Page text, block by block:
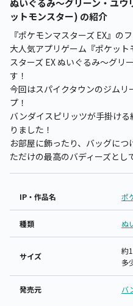
ぬいぐるみ～グリーン・ユ
ットモンスター) の紹介
『ポケモンマスターズ EX』の
大人気アプリゲーム『ポケッ
スターズ EX ぬいぐるみ～グリ
す！
今回はスパイクタウンのジム
プ！
バンダイスピリッツが手掛け
りました！
お部屋に飾ったり、バッグに
ただけの最高のバディーズとし
IP・作品名 ポ
種類 ぬ
サイズ
約
多
発売元 バ